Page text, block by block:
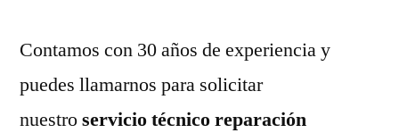
Contamos con 30 años de experiencia y
puedes llamarnos para solicitar
nuestroservicio técnico reparación